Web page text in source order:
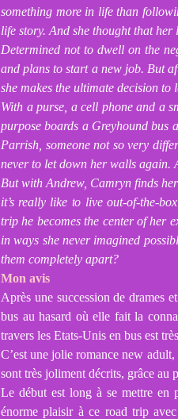
something more in life than
life story. And she thought that
Determined not to dwell on the
and plans to start a new job. But
she makes the ultimate decision to
With a purse, a cell phone and a
purpose boards a Greyhound bus
Parrish, someone not so very
never to let down her walls again.
But with Andrew, Camryn finds
it’s really like to live out-of-the-
trip he becomes the center of her
in ways she never imagined
them completely apart?
Mon avis
Après une succession de drames
bus au hasard où elle fait la
travers les Etats-Unis en bus est
C’est une jolie romance new
sont très joliment décrits, grâce au
Le début est long à se mettre en
énorme plaisir à ce road trip avec